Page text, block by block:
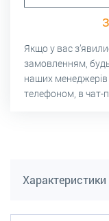
Якщо у вас
замовленням,
наших
телефоном, в чат-
Характеристики